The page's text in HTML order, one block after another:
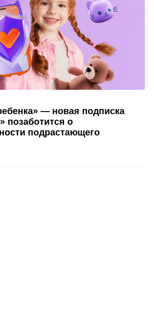
— новая подписка
позаботится о
подрастающего